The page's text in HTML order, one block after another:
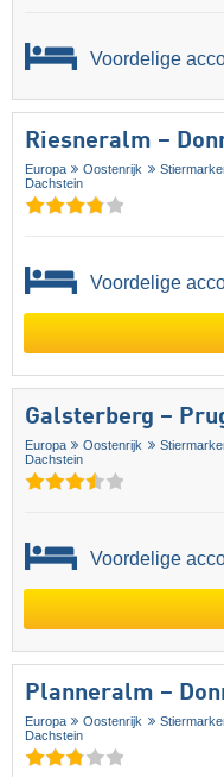
Voordelige
Riesneralm –
Europa Oostenrijk
Dachstein
Voordelige
Galsterberg –
Europa Oostenrijk
Dachstein
Voordelige
Planneralm –
Europa Oostenrijk
Dachstein